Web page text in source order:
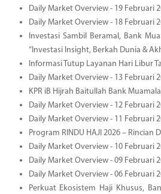
Daily Market Overview - 19 Februari
Daily Market Overview - 18 Februari
Investasi Sambil Beramal, Bank
“Investasi Insight, Berkah Dunia &
Informasi Tutup Layanan Hari Libur
Daily Market Overview - 13 Februari
KPR iB Hijrah Baitullah Bank
Daily Market Overview - 12 Februari
Daily Market Overview - 11 Februari
Program RINDU HAJI 2026 – Rincian
Daily Market Overview - 10 Februari
Daily Market Overview - 09 Februari
Daily Market Overview - 06 Februari
Perkuat Ekosistem Haji Khusus,